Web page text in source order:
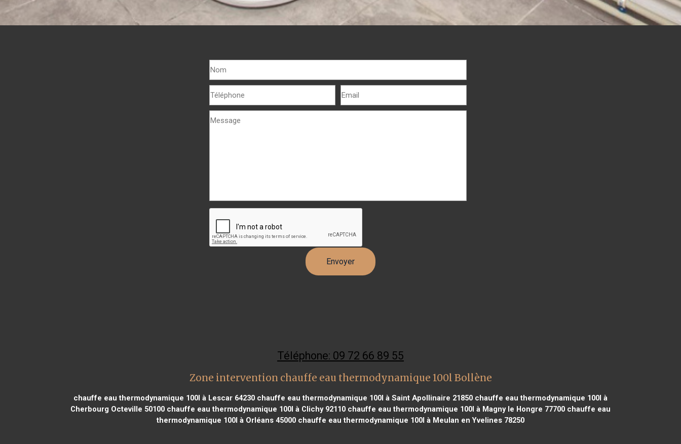
Téléphone: 09 72 66 89 55
Zone intervention chauffe eau thermodynamique 100l Bollène
chauffe eau thermodynamique 100l à Lescar 64230 chauffe eau thermodynamique 100l à Saint Apollinaire 21850 chauffe eau thermodynamique 100l à
Cherbourg Octeville 50100 chauffe eau thermodynamique 100l à Clichy 92110 chauffe eau thermodynamique 100l à Magny le Hongre 77700 chauffe eau
thermodynamique 100l à Orléans 45000 chauffe eau thermodynamique 100l à Meulan en Yvelines 78250